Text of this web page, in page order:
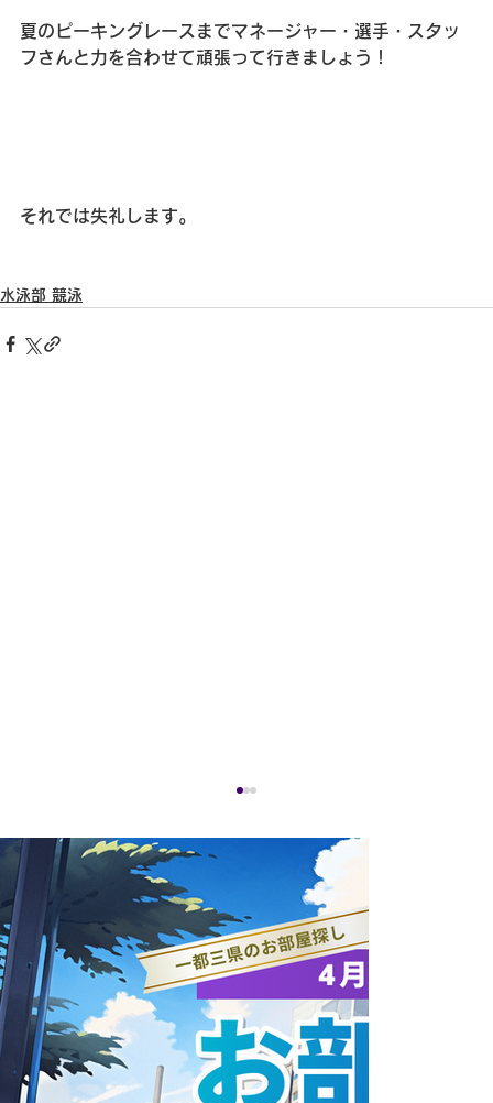
夏のピーキングレースまでマネージャー・選手・スタッ
フさんと力を合わせて頑張って行きましょう！
それでは失礼します。
水泳部 競泳
ラストブログ①